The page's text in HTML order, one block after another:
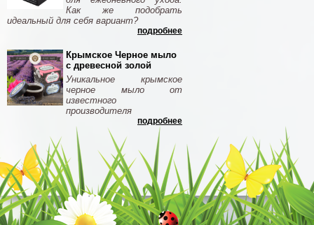
Как же подобрать
идеальный для себя вариант?
подробнее
Крымское Черное мыло
с древесной золой
Уникальное крымское
черное мыло от
известного
производителя
подробнее